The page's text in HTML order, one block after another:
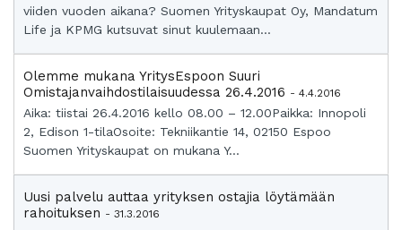
viiden vuoden aikana? Suomen Yrityskaupat Oy, Mandatum
Life ja KPMG kutsuvat sinut kuulemaan...
Olemme mukana YritysEspoon Suuri
Omistajanvaihdostilaisuudessa 26.4.2016 - 4.4.2016
Aika: tiistai 26.4.2016 kello 08.00 – 12.00Paikka: Innopoli
2, Edison 1-tilaOsoite: Tekniikantie 14, 02150 Espoo
Suomen Yrityskaupat on mukana Y...
Uusi palvelu auttaa yrityksen ostajia löytämään
rahoituksen - 31.3.2016